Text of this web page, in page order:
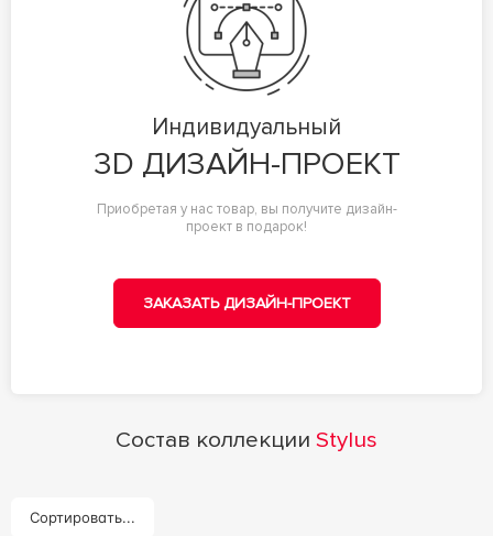
Индивидуальный
3D ДИЗАЙН-ПРОЕКТ
Приобретая у нас товар, вы получите дизайн-
проект в подарок!
ЗАКАЗАТЬ ДИЗАЙН-ПРОЕКТ
Состав коллекции Stylus
Сортировать...